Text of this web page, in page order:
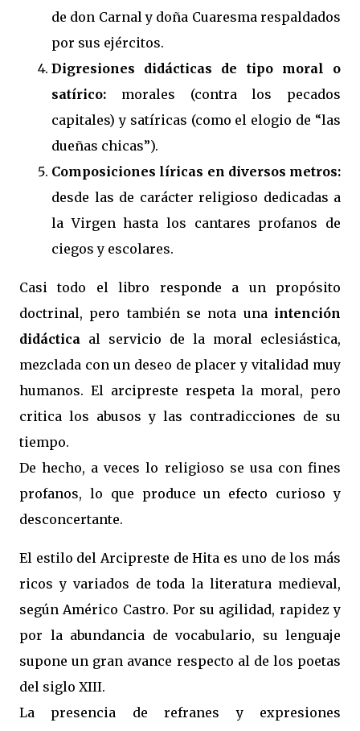
de don Carnal y doña Cuaresma respaldados
por sus ejércitos.
Digresiones didácticas de tipo moral o
satírico: morales (contra los pecados
capitales) y satíricas (como el elogio de “las
dueñas chicas”).
Composiciones líricas en diversos metros:
desde las de carácter religioso dedicadas a
la Virgen hasta los cantares profanos de
ciegos y escolares.
Casi todo el libro responde a un propósito
doctrinal, pero también se nota una intención
didáctica al servicio de la moral eclesiástica,
mezclada con un deseo de placer y vitalidad muy
humanos. El arcipreste respeta la moral, pero
critica los abusos y las contradicciones de su
tiempo.
De hecho, a veces lo religioso se usa con fines
profanos, lo que produce un efecto curioso y
desconcertante.
El estilo del Arcipreste de Hita es uno de los más
ricos y variados de toda la literatura medieval,
según Américo Castro. Por su agilidad, rapidez y
por la abundancia de vocabulario, su lenguaje
supone un gran avance respecto al de los poetas
del siglo XIII.
La presencia de refranes y expresiones